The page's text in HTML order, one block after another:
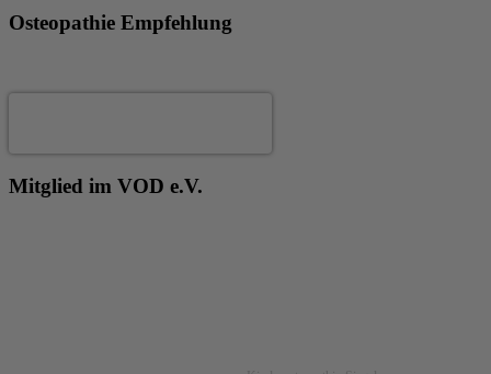
Osteopathie Empfehlung
Mitglied im VOD e.V.